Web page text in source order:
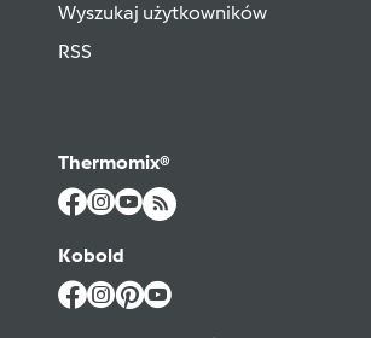
Wyszukaj użytkowników
RSS
Thermomix®
Kobold